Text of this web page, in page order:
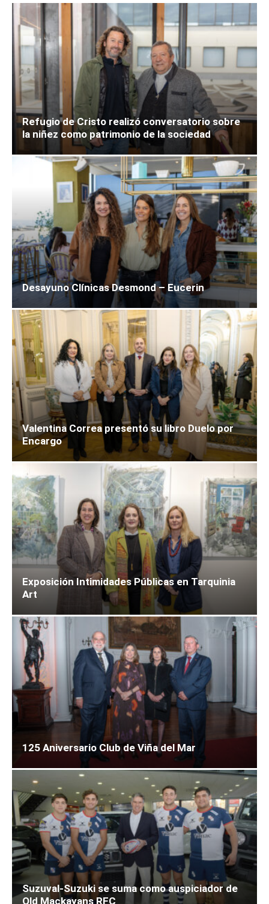
Refugio de Cristo realizó conversatorio sobre
la niñez como patrimonio de la sociedad
Desayuno Clínicas Desmond – Eucerin
Valentina Correa presentó su libro Duelo por
Encargo
Exposición Intimidades Públicas en Tarquinia
Art
125 Aniversario Club de Viña del Mar
Suzuval-Suzuki se suma como auspiciador de
Old Mackayans RFC